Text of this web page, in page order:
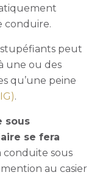
conduire.
stupéfiants peut
une ou des
qu’une peine
.
sous
se fera
conduite sous
au casier